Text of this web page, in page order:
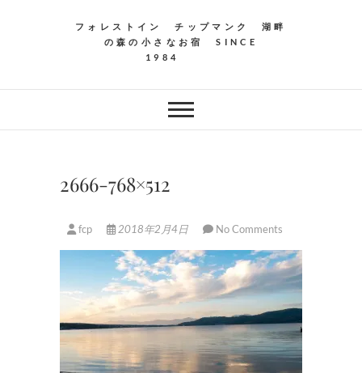
フォレストイン チップマンク 湖畔
の森の小さなお宿 SINCE
1984
2666-768×512
fcp 2018年2月4日 No Comments